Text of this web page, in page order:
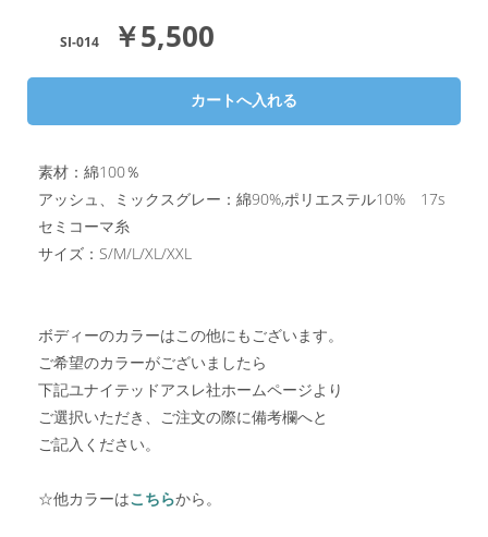
SI-014 ￥5,500
素材：綿100％
アッシュ、ミックスグレー：綿90%,ポリエステル10% 17s
セミコーマ糸
サイズ：S/M/L/XL/XXL
ボディーのカラーはこの他にもございます。
ご希望のカラーがございましたら
下記ユナイテッドアスレ社ホームページより
ご選択いただき、ご注文の際に備考欄へと
ご記入ください。
☆他カラーはこちらから。